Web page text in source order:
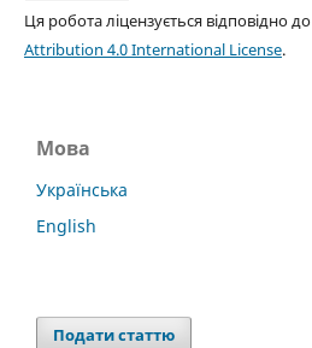
Ця робота ліцензується відповідно до
Attribution 4.0 International License.
Мова
Українська
English
Подати статтю